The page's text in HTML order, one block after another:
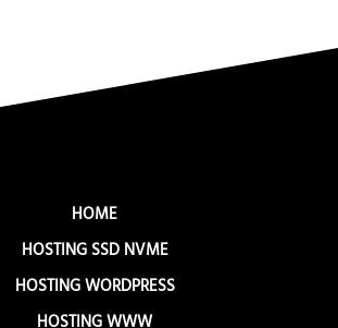
HOME
HOSTING SSD NVME
HOSTING WORDPRESS
HOSTING WWW